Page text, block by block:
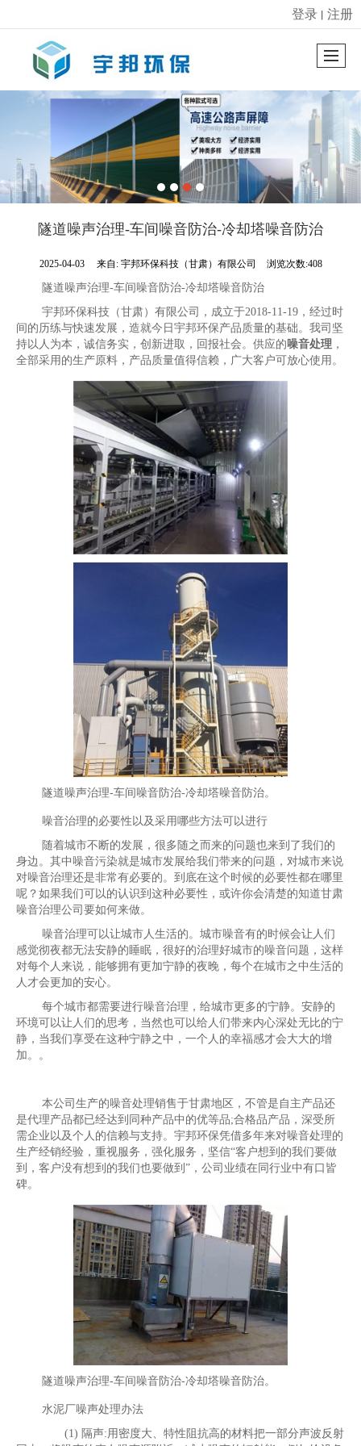
很遗憾，因您的浏览器版本过低导致无法获得最佳浏览体验，推荐下载安装谷歌浏览器！
登录 丨 注册
隧道噪声治理-车间噪音防治-冷却塔噪音防治
2025-04-03 来自: 宇邦环保科技（甘肃）有限公司 浏览次数:408
隧道噪声治理-车间噪音防治-冷却塔噪音防治
宇邦环保科技（甘肃）有限公司，成立于2018-11-19，经过时
间的历练与快速发展，造就今日宇邦环保产品质量的基础。我司坚
持以人为本，诚信务实，创新进取，回报社会。供应的噪音处理，
全部采用的生产原料，产品质量值得信赖，广大客户可放心使用。
隧道噪声治理-车间噪音防治-冷却塔噪音防治。
噪音治理的必要性以及采用哪些方法可以进行
随着城市不断的发展，很多随之而来的问题也来到了我们的
身边。其中噪音污染就是城市发展给我们带来的问题，对城市来说
对噪音治理还是非常有必要的。到底在这个时候的必要性都在哪里
呢？如果我们可以的认识到这种必要性，或许你会清楚的知道甘肃
噪音治理公司要如何来做。
噪音治理可以让城市人生活的。城市噪音有的时候会让人们
感觉彻夜都无法安静的睡眠，很好的治理好城市的噪音问题，这样
对每个人来说，能够拥有更加宁静的夜晚，每个在城市之中生活的
人才会更加的安心。
每个城市都需要进行噪音治理，给城市更多的宁静。安静的
环境可以让人们的思考，当然也可以给人们带来内心深处无比的宁
静，当我们享受在这种宁静之中，一个人的幸福感才会大大的增
加。。
本公司生产的噪音处理销售于甘肃地区，不管是自主产品还
是代理产品都已经达到同种产品中的优等品;合格品产品，深受所
需企业以及个人的信赖与支持。宇邦环保凭借多年来对噪音处理的
生产经销经验，重视服务，强化服务，坚信“客户想到的我们要做
到，客户没有想到的我们也要做到”，公司业绩在同行业中有口皆
碑。
隧道噪声治理-车间噪音防治-冷却塔噪音防治。
水泥厂噪声处理办法
(1) 隔声:用密度大、特性阻抗高的材料把一部分声波反射